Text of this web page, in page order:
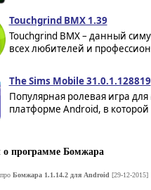
Touchgrind BMX 1.39
Touchgrind BMX – данный
всех любителей и
The Sims Mobile 31.0.1.128819
Популярная ролевая игра
платформе Android, в
программе Бомжара
про Бомжара 1.1.14.2 для Android [29-12-2015]